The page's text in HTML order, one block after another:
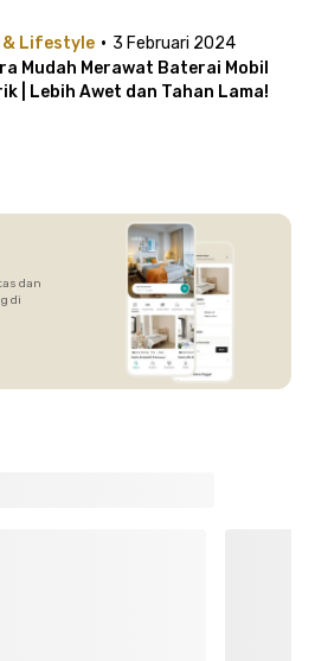
& Lifestyle · 3 Februari 2024
Mudah Merawat Baterai Mobil
| Lebih Awet dan Tahan Lama!
dan
di